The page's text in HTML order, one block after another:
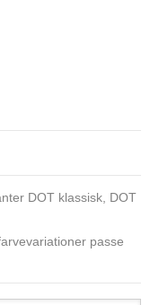
DOT klassisk, DOT
passe